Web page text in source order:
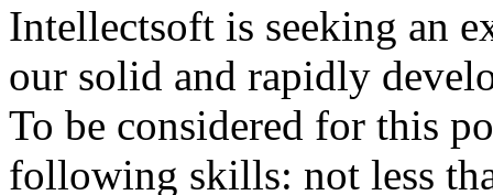
Intellectsoft is seeking an
our solid and rapidly
To be considered for this
following skills: not less